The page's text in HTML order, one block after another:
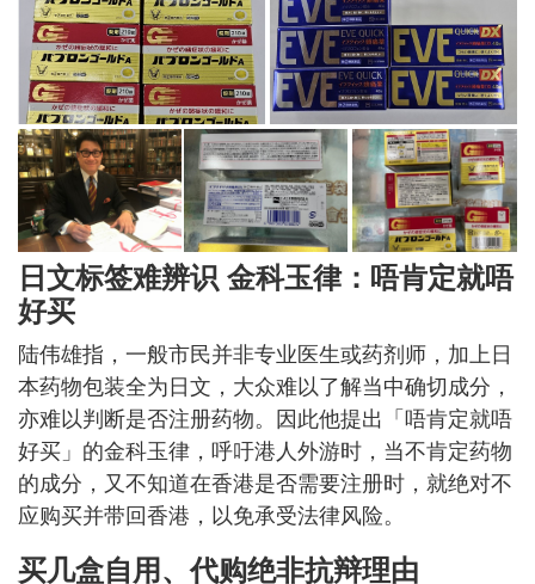
日文标签难辨识 金科玉律：唔肯定就唔
好买
陆伟雄指，一般市民并非专业医生或药剂师，加上日
本药物包装全为日文，大众难以了解当中确切成分，
亦难以判断是否注册药物。因此他提出「唔肯定就唔
好买」的金科玉律，呼吁港人外游时，当不肯定药物
的成分，又不知道在香港是否需要注册时，就绝对不
应购买并带回香港，以免承受法律风险。
买几盒自用、代购绝非抗辩理由